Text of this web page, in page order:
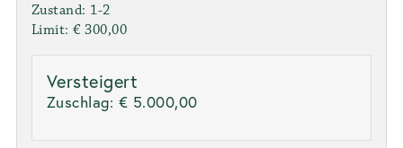
Zustand: 1-2
Limit: € 300,00
Versteigert
Zuschlag: € 5.000,00